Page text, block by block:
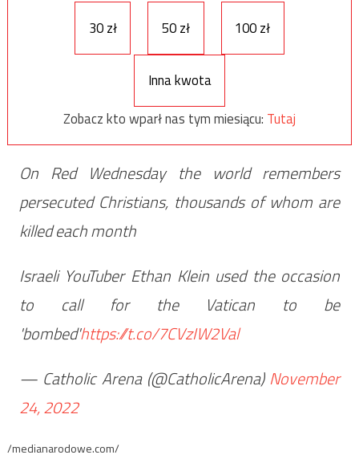
30 zł 50 zł 100 zł
Inna kwota
Zobacz kto wparł nas tym miesiącu: Tutaj
On Red Wednesday the world remembers
persecuted Christians, thousands of whom are
killed each month
Israeli YouTuber Ethan Klein used the occasion
to call for the Vatican to be
'bombed'https://t.co/7CVzIW2Val
— Catholic Arena (@CatholicArena)November
24, 2022
/medianarodowe.com/